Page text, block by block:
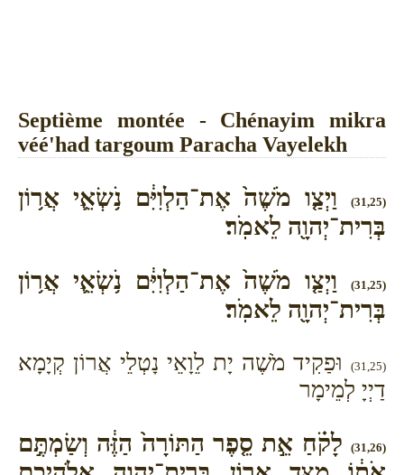
Septième montée - Chénayim mikra
véé'had targoum Paracha Vayelekh
(31,25)
וַיְצַ֤ו מֹשֶׁה֙ אֶת־הַלְוִיִּ֔ם נֹ֥שְׂאֵ֛י אֲר֥וֹן
בְּרִית־יְהוָ֖ה לֵאמֹֽר׃
(31,25)
וַיְצַ֤ו מֹשֶׁה֙ אֶת־הַלְוִיִּ֔ם נֹ֥שְׂאֵ֛י אֲר֥וֹן
בְּרִית־יְהוָ֖ה לֵאמֹֽר׃
(31,25)
וּפַקִיד מֹשֶׁה יָת לֵוָאֵי נָטְלֵי אֲרוֹן קְיָמָא
דַיְיָ לְמֵימָר
(31,26)
לָקֹ֗חַ אֵ֣ת סֵ֤פֶר הַתּוֹרָה֙ הַזֶּ֔ה וְשַׂמְתֶּ֣ם